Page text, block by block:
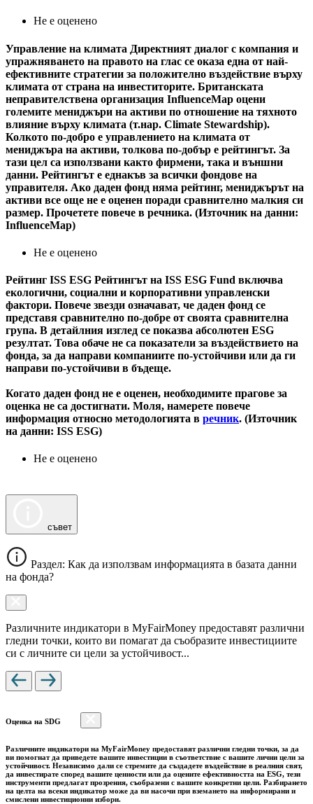
Не е оценено
Управление на климата Директният диалог с компания и
упражняването на правото на глас се оказа една от най-
ефективните стратегии за положително въздействие върху
климата от страна на инвеститорите. Британската
неправителствена организация InfluenceMap оцени
големите мениджъри на активи по отношение на тяхното
влияние върху климата (т.нар. Climate Stewardship).
Колкото по-добро е управлението на климата от
мениджъра на активи, толкова по-добър е рейтингът. За
тази цел са използвани както фирмени, така и външни
данни. Рейтингът е еднакъв за всички фондове на
управителя. Ако даден фонд няма рейтинг, мениджърът на
активи все още не е оценен поради сравнително малкия си
размер. Прочетете повече в речника. (Източник на данни:
InfluenceMap)
Не е оценено
Рейтинг ISS ESG Рейтингът на ISS ESG Fund включва
екологични, социални и корпоративни управленски
фактори. Повече звезди означават, че даден фонд се
представя сравнително по-добре от своята сравнителна
група. В детайлния изглед се показва абсолютен ESG
резултат. Това обаче не са показатели за въздействието на
фонда, за да направи компаниите по-устойчиви или да ги
направи по-устойчиви в бъдеще.
Когато даден фонд не е оценен, необходимите прагове за
оценка не са достигнати. Моля, намерете повече
информация относно методологията в речник. (Източник
на данни: ISS ESG)
Не е оценено
съвет
Раздел: Как да използвам информацията в базата данни
на фонда?
Различните индикатори в MyFairMoney предоставят различни
гледни точки, които ви помагат да съобразите инвестициите
си с личните си цели за устойчивост...
Оценка на SDG
Различните индикатори на MyFairMoney предоставят различни гледни точки, за да
ви помогнат да приведете вашите инвестиции в съответствие с вашите лични цели за
устойчивост. Независимо дали се стремите да създадете въздействие в реалния свят,
да инвестирате според вашите ценности или да оцените ефективността на ESG, тези
инструменти предлагат прозрения, съобразени с вашите конкретни цели. Разбирането
на целта на всеки индикатор може да ви насочи при вземането на информирани и
смислени инвестиционни избори.